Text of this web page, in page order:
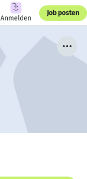
Anmelden
Job posten